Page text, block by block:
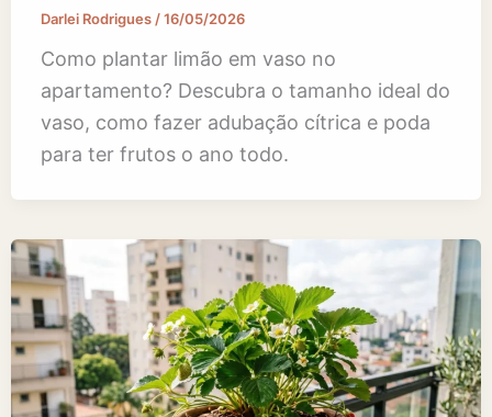
Darlei Rodrigues /16/05/2026
Como plantar limão em vaso no
apartamento? Descubra o tamanho ideal do
vaso, como fazer adubação cítrica e poda
para ter frutos o ano todo.